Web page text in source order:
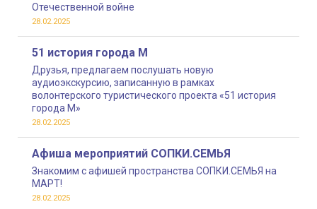
Отечественной войне
28.02.2025
51 история города М
Друзья, предлагаем послушать новую
аудиоэкскурсию, записанную в рамках
волонтерского туристического проекта «51 история
города М»
28.02.2025
Афиша мероприятий СОПКИ.СЕМЬЯ
Знакомим с афишей пространства СОПКИ.СЕМЬЯ на
МАРТ!
28.02.2025